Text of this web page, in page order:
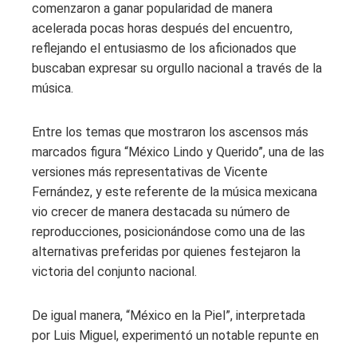
comenzaron a ganar popularidad de manera
acelerada pocas horas después del encuentro,
reflejando el entusiasmo de los aficionados que
buscaban expresar su orgullo nacional a través de la
música.
Entre los temas que mostraron los ascensos más
marcados figura “México Lindo y Querido”, una de las
versiones más representativas de Vicente
Fernández, y este referente de la música mexicana
vio crecer de manera destacada su número de
reproducciones, posicionándose como una de las
alternativas preferidas por quienes festejaron la
victoria del conjunto nacional.
De igual manera, “México en la Piel”, interpretada
por Luis Miguel, experimentó un notable repunte en